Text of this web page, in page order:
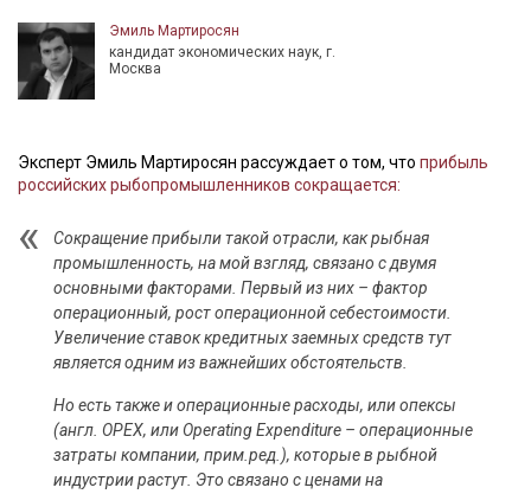
Эмиль Мартиросян
кандидат экономических наук, г.
Москва
Эксперт Эмиль Мартиросян рассуждает о том, что прибыль
российских рыбопромышленников сокращается:
Сокращение прибыли такой отрасли, как рыбная
промышленность, на мой взгляд, связано с двумя
основными факторами. Первый из них – фактор
операционный, рост операционной себестоимости.
Увеличение ставок кредитных заемных средств тут
является одним из важнейших обстоятельств.
Но есть также и операционные расходы, или опексы
(англ. OPEX, или Operating Expenditure – операционные
затраты компании, прим.ред.), которые в рыбной
индустрии растут. Это связано с ценами на